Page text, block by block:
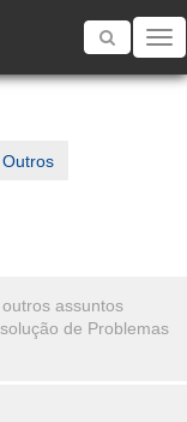
Toggle
assuntos
de Problemas